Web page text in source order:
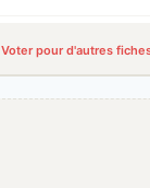
Voter pour d'autres